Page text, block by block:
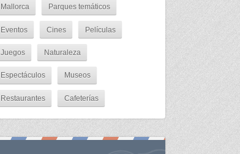
Mallorca Parques temáticos
Eventos Cines Películas
Juegos Naturaleza
Espectáculos Museos
Restaurantes Cafeterías